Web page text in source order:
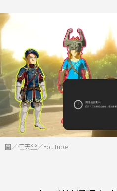
圖／任天堂／YouTube